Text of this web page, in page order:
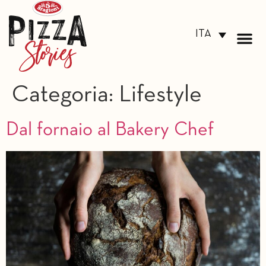
ITA
Categoria: Lifestyle
Dal fornaio al Bakery Chef